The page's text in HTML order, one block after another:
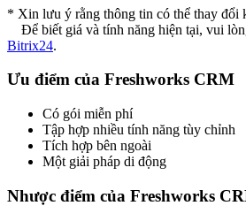
* Xin lưu ý rằng thông tin có thể thay đổi
Để biết giá và tính năng hiện tại, vui
Bitrix24.
Ưu điểm của Freshworks CRM
Có gói miễn phí
Tập hợp nhiều tính năng tùy chỉnh
Tích hợp bên ngoài
Một giải pháp di động
Nhược điểm của Freshworks